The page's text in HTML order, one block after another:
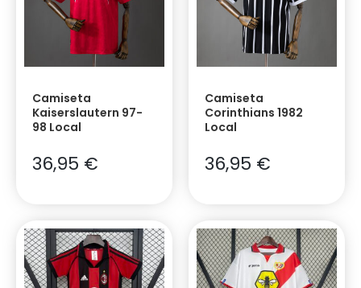
Camiseta
Kaiserslautern 97-
98 Local
36,95 €
Camiseta
Corinthians 1982
Local
36,95 €